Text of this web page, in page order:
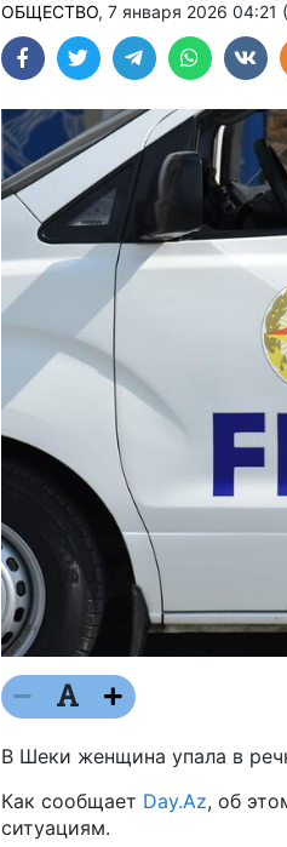
ОБЩЕСТВО, 7 января 2026 04:21
В Шеки женщина упала в
Как сообщает Day.Az, об
ситуациям.